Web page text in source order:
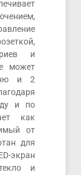
и
может
и 2
и по
как
от
для
экран
и